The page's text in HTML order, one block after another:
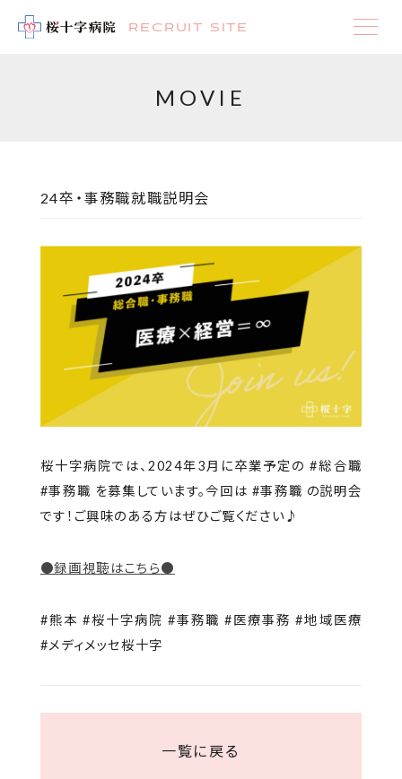
RECRUIT SITE
MOVIE
24卒・事務職就職説明会
桜十字病院では、2024年3月に卒業予定の #総合職
#事務職 を募集しています。今回は #事務職 の説明会
です！ご興味のある方はぜひご覧ください♪
●録画視聴はこちら●
#熊本 #桜十字病院 #事務職 #医療事務 #地域医療
#メディメッセ桜十字
一覧に戻る